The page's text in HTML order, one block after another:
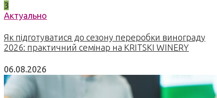
3
Актуально
Як підготуватися до сезону переробки винограду
2026: практичний семінар на KRITSKI WINERY
06.08.2026